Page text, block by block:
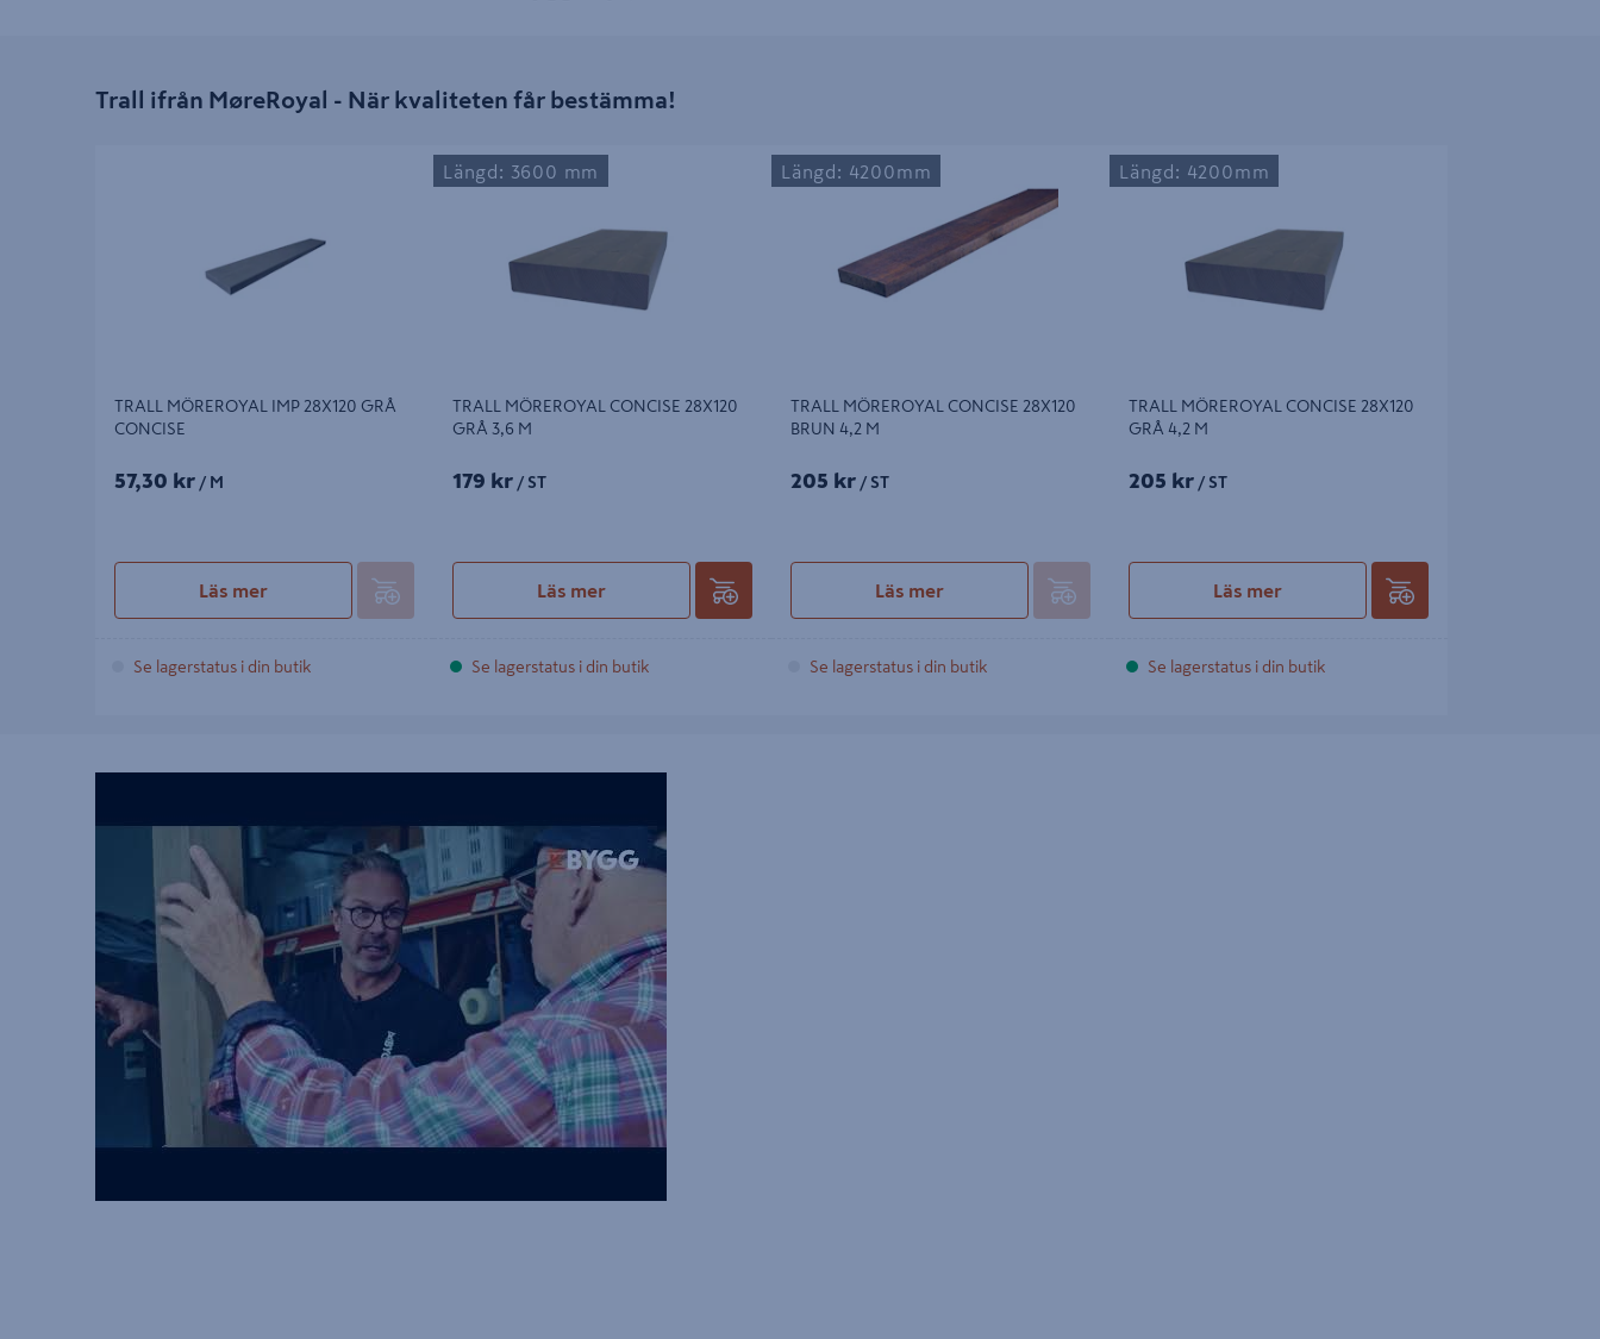
Trall ifrån MøreRoyal - När kvaliteten får bestämma!
TRALL MÖREROYAL IMP 28X120 GRÅ
CONCISE
57,30 kr / M
Läs mer
Se lagerstatus i din butik
TRALL MÖREROYAL CONCISE 28X120 GRÅ
3,6 M
TRALL MÖREROYAL CONCISE 28X120
GRÅ 3,6 M
179 kr / ST
Läs mer
Längd: 3600 mm
Se lagerstatus i din butik
TRALL MÖREROYAL CONCISE 28X120 BRUN
4,2 M
TRALL MÖREROYAL CONCISE 28X120
BRUN 4,2 M
205 kr / ST
Läs mer
Längd: 4200mm
Se lagerstatus i din butik
TRALL MÖREROYAL CONCISE 28X120 GRÅ
4,2 M
TRALL MÖREROYAL CONCISE 28X120
GRÅ 4,2 M
205 kr / ST
Läs mer
Längd: 4200mm
Se lagerstatus i din butik